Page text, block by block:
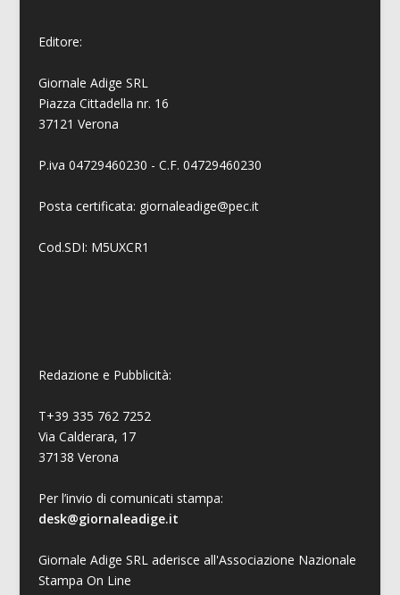
Editore:
Giornale Adige SRL
Piazza Cittadella nr. 16
37121 Verona
P.iva 04729460230 - C.F. 04729460230
Posta certificata: giornaleadige@pec.it
Cod.SDI: M5UXCR1
Redazione e Pubblicità:
T+39 335 762 7252
Via Calderara, 17
37138 Verona
Per l’invio di comunicati stampa:
desk@giornaleadige.it
Giornale Adige SRL aderisce all'Associazione Nazionale
Stampa On Line